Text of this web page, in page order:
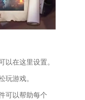
以在这里设置。
玩游戏。
可以帮助每个